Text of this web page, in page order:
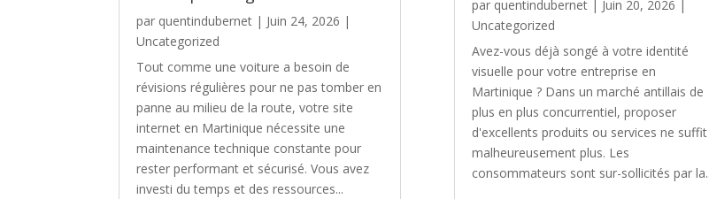
par quentindubernet | Juin 24, 2026 |
Uncategorized
Tout comme une voiture a besoin de
révisions régulières pour ne pas tomber en
panne au milieu de la route, votre site
internet en Martinique nécessite une
maintenance technique constante pour
rester performant et sécurisé. Vous avez
investi du temps et des ressources...
par quentindubernet| Juin 20, 2026 |
Uncategorized
Avez-vous déjà songé à votre identité
visuelle pour votre entreprise en
Martinique ? Dans un marché antillais de
plus en plus concurrentiel, proposer
d'excellents produits ou services ne suffit
malheureusement plus. Les
consommateurs sont sur-sollicités par